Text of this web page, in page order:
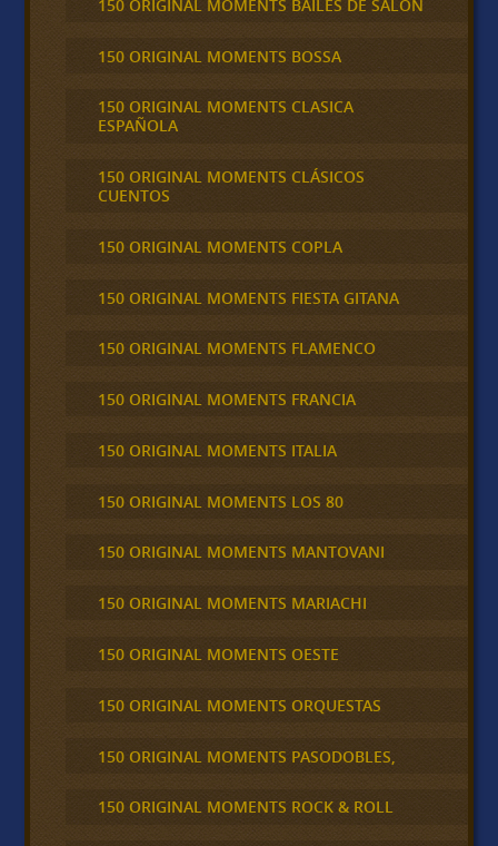
150 ORIGINAL MOMENTS BAILES DE SALON
150 ORIGINAL MOMENTS BOSSA
150 ORIGINAL MOMENTS CLASICA
ESPAÑOLA
150 ORIGINAL MOMENTS CLÁSICOS
CUENTOS
150 ORIGINAL MOMENTS COPLA
150 ORIGINAL MOMENTS FIESTA GITANA
150 ORIGINAL MOMENTS FLAMENCO
150 ORIGINAL MOMENTS FRANCIA
150 ORIGINAL MOMENTS ITALIA
150 ORIGINAL MOMENTS LOS 80
150 ORIGINAL MOMENTS MANTOVANI
150 ORIGINAL MOMENTS MARIACHI
150 ORIGINAL MOMENTS OESTE
150 ORIGINAL MOMENTS ORQUESTAS
150 ORIGINAL MOMENTS PASODOBLES,
150 ORIGINAL MOMENTS ROCK & ROLL